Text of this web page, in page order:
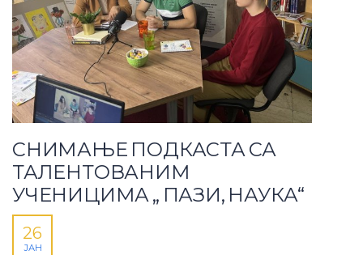
СНИМАЊЕ ПОДКАСТА СА
ТАЛЕНТОВАНИМ
УЧЕНИЦИМА „ ПАЗИ, НАУКА“
26
ЈАН